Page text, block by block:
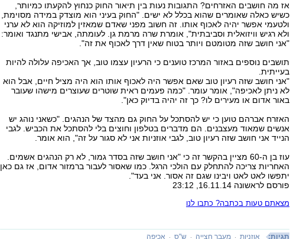
אז מה חושבים האזרחים? התגובות נעות בין תיאור החוק כנחוץ להקעתו כמיותר,
כשיש כאלה שאומרים שהוא בכלל לא ישים. "החוק בעיני הוא מוצדק במידה מסוימת,
ולטעמי אפשר יהיה לאכוף אותו. זה חשוב מפני שאדם שמאזין למוזיקה הוא לא ערני
ולא רגיש וויזואלית וסביבתית", אומרת שרה מרמת גן. לעומתה, אבישי מתנגד ואומר:
"אני חושב שזה מטומטם ויותר בטוח שאין דרך לאכוף את זה".
תושבים נוספים באזור המרכז טוענים כי הרעיון עצמו טוב, אך האכיפה עלולה להיות
בעייתית.
"אני חושב שזה רעיון טוב שאם אפשר היה לאכוף אותו הוא היה מציל חיים, אבל הוא
לא ניתן לאכיפה", אומר עומר. "כמה פעמים ראית שוטרים שעוצרים מישהו שעובר
באור אדום או מעירים לו? כך זה יהיה בדיוק כאן".
האזרח אברהם טוען כי יש להסתכל על החוק גם מהצד של הנהגים. "כשאני נוהג יש
אנשים שמאוד מעצבנים. הם מדברים בטלפון וחוצים בלי להסתכל את הכביש. לגבי
הנייד אני חושב שזה רעיון טוב, לגבי אוזניות אני לא סגור על זה", הוא אומר.
עוז בן ה-60 מציין בהקשר זה כי "אני חושב שזה בסדר גמור, לא רק הנהגים אשמים.
האחריות צריכה להתחלק עם הולכי הרגל. כמו שאסור לעבור ברמזור אדום, אז גם כאן
יתפשו לאט לאט ויבינו שגם זה אסור. אני בעד".
פורסם לראשונה 16.11.14, 23:12
מצאתם טעות בכתבה? כתבו לנו
תגיות: אוזניות מעבר חצייה ש"ס אכיפה